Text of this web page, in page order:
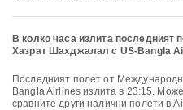
В колко часа излита
Хазрат Шахджалал с US-Bangla
Последният полет от Международно летище Хазрат Шахджалал с US-
Bangla Airlines излита в 23:15.
сравните други налични полети в